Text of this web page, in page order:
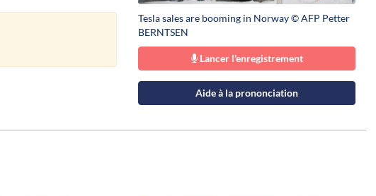
Tesla sales are booming in Norway © AFP Petter
BERNTSEN
Lancer l'enregistrement
Aide à la prononciation